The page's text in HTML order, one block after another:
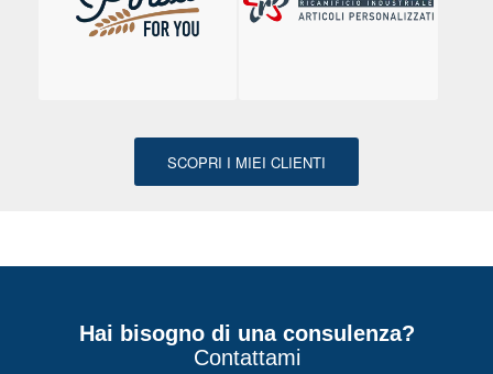
SCOPRI I MIEI CLIENTI
Hai bisogno di una consulenza?
Contattami